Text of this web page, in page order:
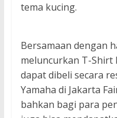
tema kucing.
Bersamaan dengan
meluncurkan T-Shirt
dapat dibeli secara
Yamaha di Jakarta
bahkan bagi para